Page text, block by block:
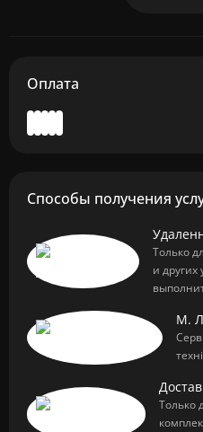
Оплата
Способы получения
Только
и других
М.
Только